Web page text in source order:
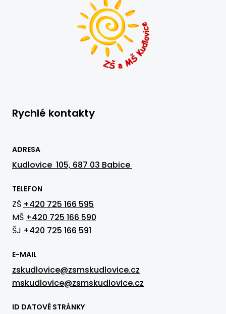
Rychlé kontakty
ADRESA
Kudlovice 105, 687 03 Babice
TELEFON
ZŠ +420 725 166 595
MŠ +420 725 166 590
ŠJ +420 725 166 591
E-MAIL
zskudlovice@zsmskudlovice.cz
mskudlovice@zsmskudlovice.cz
ID DATOVÉ STRÁNKY